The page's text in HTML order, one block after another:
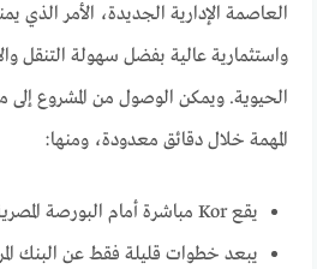
العاصمة الإدارية الجديدة، الأمر الذي
واستثمارية عالية بفضل سهولة التنقل
الحيوية. ويمكن الوصول من المشروع
المهمة خلال دقائق معدودة، ومنها:
يقع Kor مباشرة أمام البورصة المصرية.
يبعد خطوات قليلة فقط عن البنك